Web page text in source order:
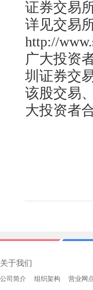
证券交易
详见交易
http://
广大投资
圳证券交
该股交易
大投资者
关于我们
公司简介 组织架构 营业网